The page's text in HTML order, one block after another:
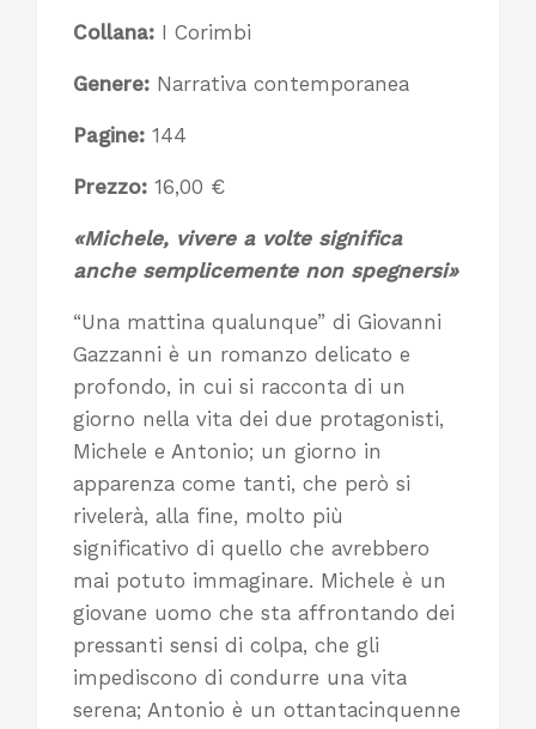
Collana: I Corimbi
Genere: Narrativa contemporanea
Pagine: 144
Prezzo: 16,00 €
«Michele, vivere a volte significa
anche semplicemente non spegnersi»
“Una mattina qualunque” di Giovanni
Gazzanni è un romanzo delicato e
profondo, in cui si racconta di un
giorno nella vita dei due protagonisti,
Michele e Antonio; un giorno in
apparenza come tanti, che però si
rivelerà, alla fine, molto più
significativo di quello che avrebbero
mai potuto immaginare. Michele è un
giovane uomo che sta affrontando dei
pressanti sensi di colpa, che gli
impediscono di condurre una vita
serena; Antonio è un ottantacinquenne